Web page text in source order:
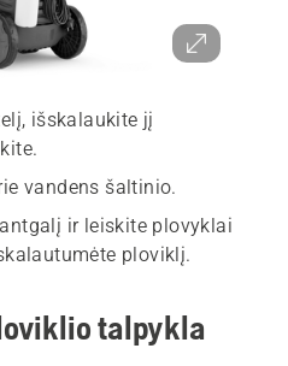
išskalaukite jį
vandens šaltinio.
ir leiskite plovyklai
ploviklį.
talpykla